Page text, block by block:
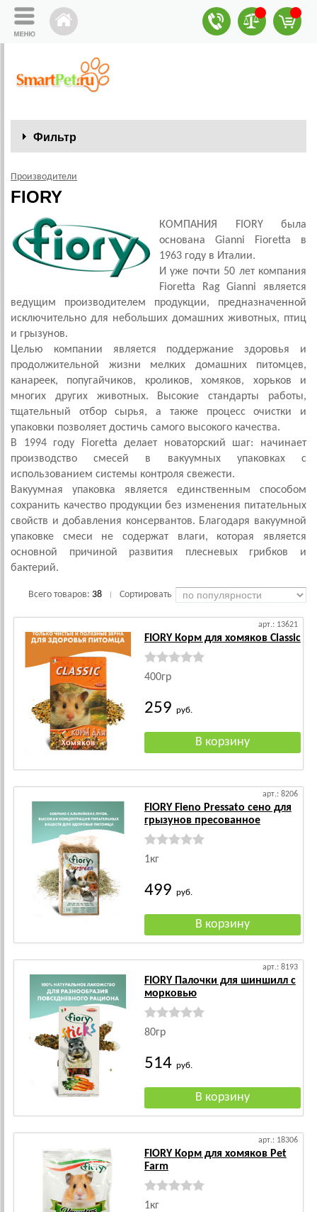
Фильтр
Производители
FIORY
КОМПАНИЯ FIORY была
основана Gianni Fioretta в
1963 году в Италии.
И уже почти 50 лет компания
Fioretta Rag Gianni является
ведущим производителем продукции, предназначенной
исключительно для небольших домашних животных, птиц
и грызунов.
Целью компании является поддержание здоровья и
продолжительной жизни мелких домашних питомцев,
канареек, попугайчиков, кроликов, хомяков, хорьков и
многих других животных. Высокие стандарты работы,
тщательный отбор сырья, а также процесс очистки и
упаковки позволяет достичь самого высокого качества.
В 1994 году Fioretta делает новаторский шаг: начинает
производство смесей в вакуумных упаковках с
использованием системы контроля свежести.
Вакуумная упаковка является единственным способом
сохранить качество продукции без изменения питательных
свойств и добавления консервантов. Благодаря вакуумной
упаковке смеси не содержат влаги, которая является
основной причиной развития плесневых грибков и
бактерий.
Всего товаров: 38 Сортировать
арт.: 13621
FIORY Корм для хомяков Classic
400гр
259 руб.
арт.: 8206
FIORY Fieno Pressato сено для
грызунов пресованное
1кг
499 руб.
арт.: 8193
FIORY Палочки для шиншилл с
морковью
80гр
514 руб.
арт.: 18306
FIORY Корм для хомяков Pet
Farm
1кг